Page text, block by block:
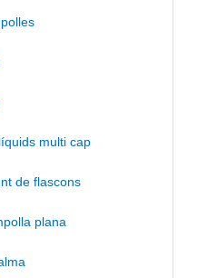
multi cap
de flascons
plana